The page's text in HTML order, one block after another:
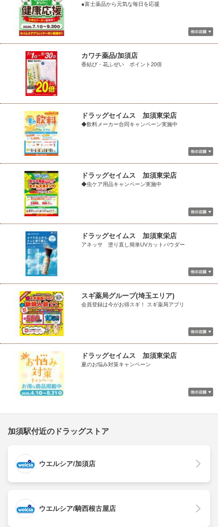
●富士薬品から元気な毎日を応援
カワチ薬品/加須店
香結び・花ふぜい ポイント20倍
ドラッグセイムス 加須東栄店
◆飲料メーカー合同キャンペーン実施中
ドラッグセイムス 加須東栄店
◆虫ケア用品キャンペーン実施中
ドラッグセイムス 加須東栄店
アネッサ 塗り直し簡単UVカットパウダー
スギ薬局グループ(埼玉エリア)
会員登録は今がお得スギ！ スギ薬局アプリ
ドラッグセイムス 加須東栄店
夏のお悩み対策キャンペーン
加須駅付近のドラッグストア
ウエルシア/加須店
ウエルシア/騎西根古屋店